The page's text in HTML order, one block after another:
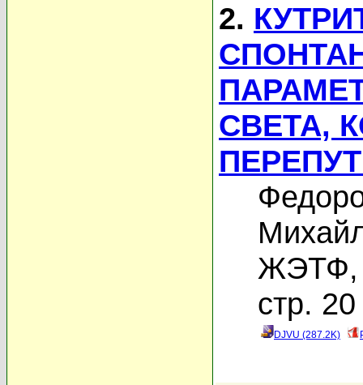
2.
СВЕТА,
ЖЭТФ,
стр. 20
DJVU (287.2K)